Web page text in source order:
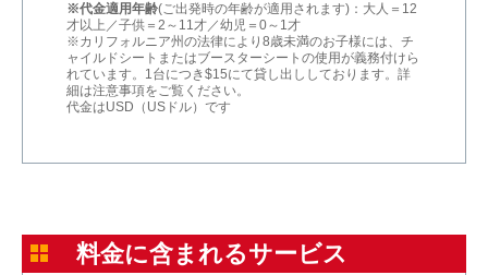
※代金適用年齢(ご出発時の年齢が適用されます)：大人＝12
才以上／子供＝2～11才／幼児＝0～1才
※カリフォルニア州の法律により8歳未満のお子様には、チ
ャイルドシートまたはブースターシートの使用が義務付けら
れています。1台につき$15にて貸し出ししております。詳
細は注意事項をご覧ください。
代金はUSD（USドル）です
料金に含まれるサービス